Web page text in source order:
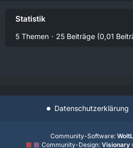
Statistik
5 Themen 25 Beiträge (0,01
Datenschutzerklärung
Community-Software:
Community-Design: Visionary